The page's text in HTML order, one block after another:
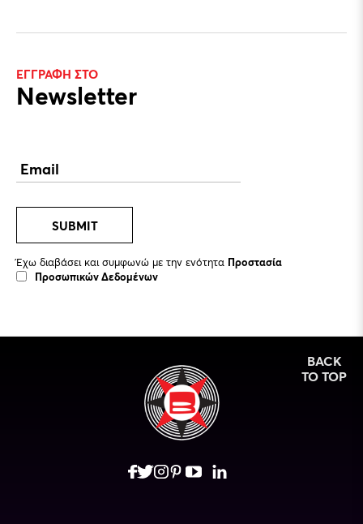
ΕΓΓΡΑΦΗ ΣΤΟ
Newsletter
SUBMIT
Έχω διαβάσει και συμφωνώ με την ενότητα Προστασία
Προσωπικών Δεδομένων
BACK
TO TOP